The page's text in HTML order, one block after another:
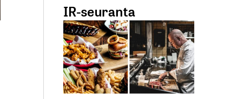
IR-seuranta